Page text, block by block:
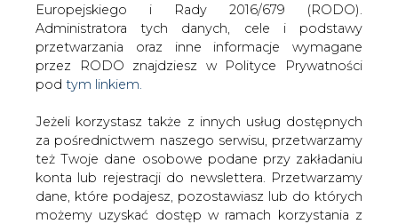
WŁĄCZ CIRE.TV
Europejskiego i Rady 2016/679 (RODO).
Administratora tych danych, cele i podstawy
przetwarzania oraz inne informacje wymagane
przez RODO znajdziesz w Polityce Prywatności
pod tym linkiem.
Jeżeli korzystasz także z innych usług dostępnych
za pośrednictwem naszego serwisu, przetwarzamy
też Twoje dane osobowe podane przy zakładaniu
konta lub rejestracji do newslettera. Przetwarzamy
dane, które podajesz, pozostawiasz lub do których
możemy uzyskać dostęp w ramach korzystania z
Strona główna WODÓR
Lotos zainstaluje w
Warszawie punkt tankowania wodoru